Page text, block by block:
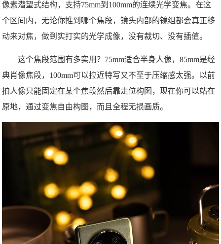
像素潜望式结构，支持75mm到100mm的连续光学变焦。在这
个区间内，无论你推到哪个焦段，镜头内部的镜组都会真正移
动来对焦，做到实打实的光学成像，没有裁切、没有插值。
这个焦段范围有多实用？75mm适合半身人像，85mm是经
典肖像焦段，100mm可以拉近特写又不至于压缩感太强。以前
拍人像只能固定在某个焦段然后靠走位构图，现在你可以站在
原地，通过变焦自由构图，而且全程无损画质。